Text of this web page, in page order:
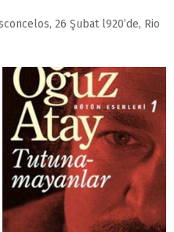
26 Şubat l920’de, Rio